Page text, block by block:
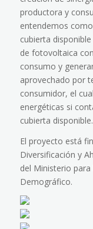
productora y
entendemos
cubierta
de fotovoltaica
consumo y
aprovechado por
consumidor, el
energéticas si
cubierta disponible.
El proyecto está
Diversificación y
del Ministerio para
Demográfico.